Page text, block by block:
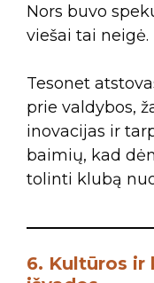
Nors buvo
viešai tai neigė.
Tesonet
prie valdybos,
inovacijas ir
baimių, kad
tolinti klubą
6. Kultūros ir